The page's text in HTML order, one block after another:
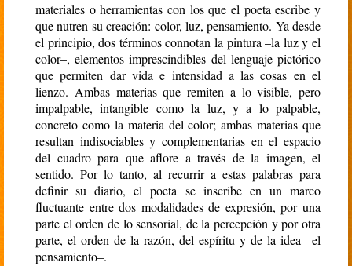
materiales o herramientas con los que el poeta escribe y
que nutren su creación: color, luz, pensamiento. Ya desde
el principio, dos términos connotan la pintura –la luz y el
color–, elementos imprescindibles del lenguaje pictórico
que permiten dar vida e intensidad a las cosas en el
lienzo. Ambas materias que remiten a lo visible, pero
impalpable, intangible como la luz, y a lo palpable,
concreto como la materia del color; ambas materias que
resultan indisociables y complementarias en el espacio
del cuadro para que aflore a través de la imagen, el
sentido. Por lo tanto, al recurrir a estas palabras para
definir su diario, el poeta se inscribe en un marco
fluctuante entre dos modalidades de expresión, por una
parte el orden de lo sensorial, de la percepción y por otra
parte, el orden de la razón, del espíritu y de la idea –el
pensamiento–.